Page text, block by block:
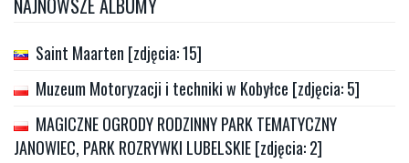
Saint Maarten [zdjęcia: 15]
Muzeum Motoryzacji i techniki w Kobyłce [zdjęcia: 5]
MAGICZNE OGRODY RODZINNY PARK TEMATYCZNY
JANOWIEC, PARK ROZRYWKI LUBELSKIE [zdjęcia: 2]